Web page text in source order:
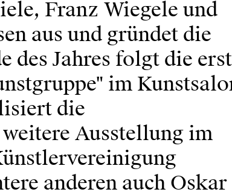
Franz Wiegele und
aus und gründet die
des Jahres folgt die
im
die
Ausstellung im
anderen auch Oskar